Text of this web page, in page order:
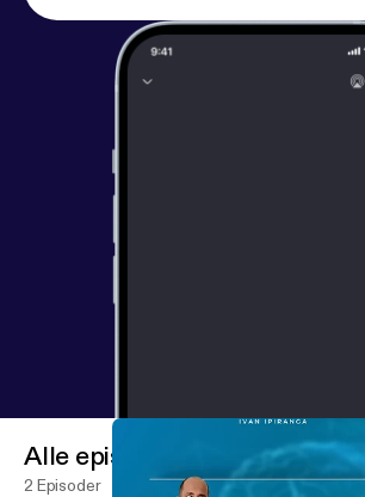
Alle episoder
2 Episoder